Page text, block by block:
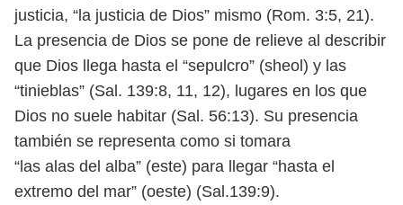
justicia, “la justicia de Dios” mismo (Rom. 3:5, 21).
La presencia de Dios se pone de relieve al describir
que Dios llega hasta el “sepulcro” (sheol) y las
“tinieblas” (Sal. 139:8, 11, 12), lugares en los que
Dios no suele habitar (Sal. 56:13). Su presencia
también se representa como si tomara
“las alas del alba” (este) para llegar “hasta el
extremo del mar” (oeste) (Sal.139:9).